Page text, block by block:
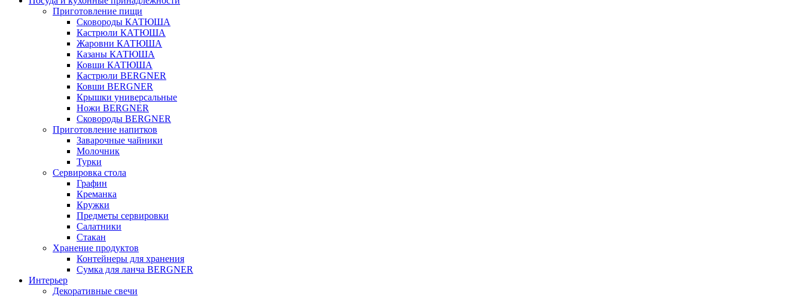
Приготовление пищи
Сковороды КАТЮША
Кастрюли КАТЮША
Жаровни КАТЮША
Казаны КАТЮША
Ковши КАТЮША
Кастрюли BERGNER
Ковши BERGNER
Крышки универсальные
Ножи BERGNER
Сковороды BERGNER
Приготовление напитков
Заварочные чайники
Молочник
Турки
Сервировка стола
Графин
Креманка
Кружки
Предметы сервировки
Салатники
Стакан
Хранение продуктов
Контейнеры для хранения
Сумка для ланча BERGNER
Интерьер
Декоративные свечи